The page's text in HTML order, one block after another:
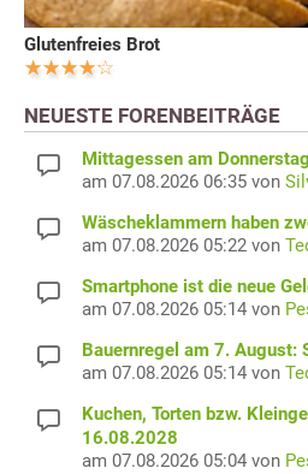
Glutenfreies Brot
NEUESTE FORENBEITRÄGE
Mittagessen am
am 07.08.2026 06:35 von
Wäscheklammern haben
am 07.08.2026 05:22 von
Smartphone ist die neue
am 07.08.2026 05:14 von
Bauernregel am 7. August:
am 07.08.2026 05:14 von
Kuchen, Torten bzw.
16.08.2028
am 07.08.2026 05:04 von